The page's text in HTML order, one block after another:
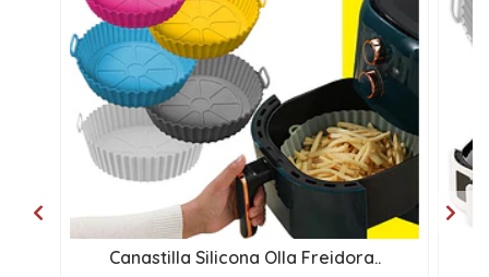
Canastilla Silicona Olla Freidora..